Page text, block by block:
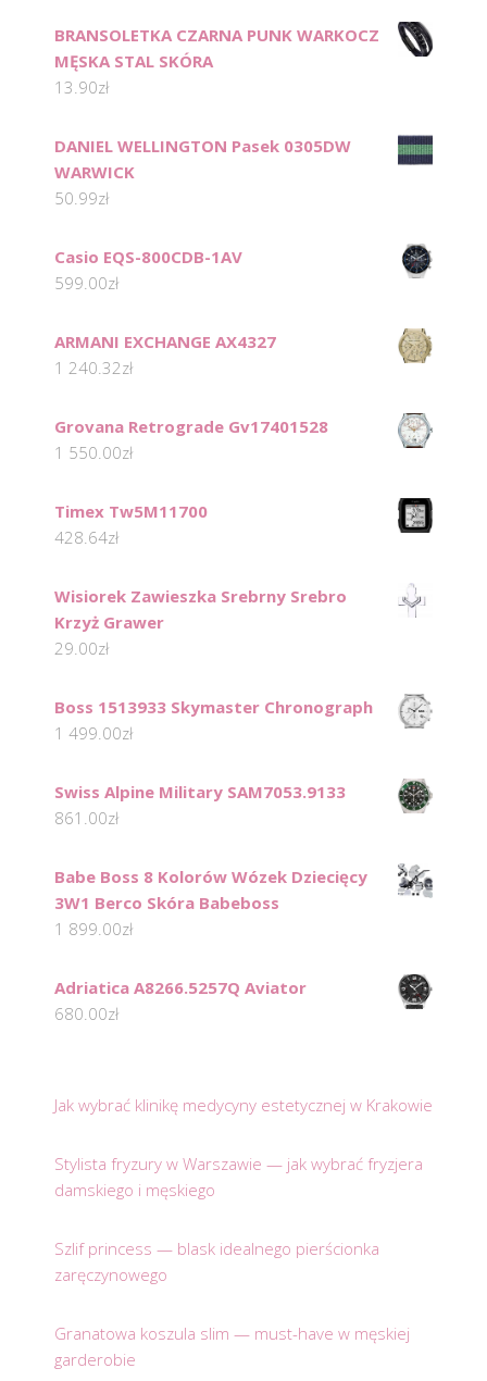
BRANSOLETKA CZARNA PUNK WARKOCZ
MĘSKA STAL SKÓRA
13.90zł
DANIEL WELLINGTON Pasek 0305DW
WARWICK
50.99zł
Casio EQS-800CDB-1AV
599.00zł
ARMANI EXCHANGE AX4327
1 240.32zł
Grovana Retrograde Gv17401528
1 550.00zł
Timex Tw5M11700
428.64zł
Wisiorek Zawieszka Srebrny Srebro
Krzyż Grawer
29.00zł
Boss 1513933 Skymaster Chronograph
1 499.00zł
Swiss Alpine Military SAM7053.9133
861.00zł
Babe Boss 8 Kolorów Wózek Dziecięcy
3W1 Berco Skóra Babeboss
1 899.00zł
Adriatica A8266.5257Q Aviator
680.00zł
Jak wybrać klinikę medycyny estetycznej w Krakowie
Stylista fryzury w Warszawie — jak wybrać fryzjera
damskiego i męskiego
Szlif princess — blask idealnego pierścionka
zaręczynowego
Granatowa koszula slim — must-have w męskiej
garderobie